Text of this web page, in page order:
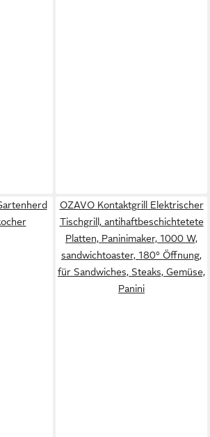
OZAVO Kontaktgrill Elektrischer
Tischgrill, antihaftbeschichtetete
Platten, Paninimaker, 1000 W,
sandwichtoaster, 180° Öffnung,
für Sandwiches, Steaks, Gemüse,
Panini